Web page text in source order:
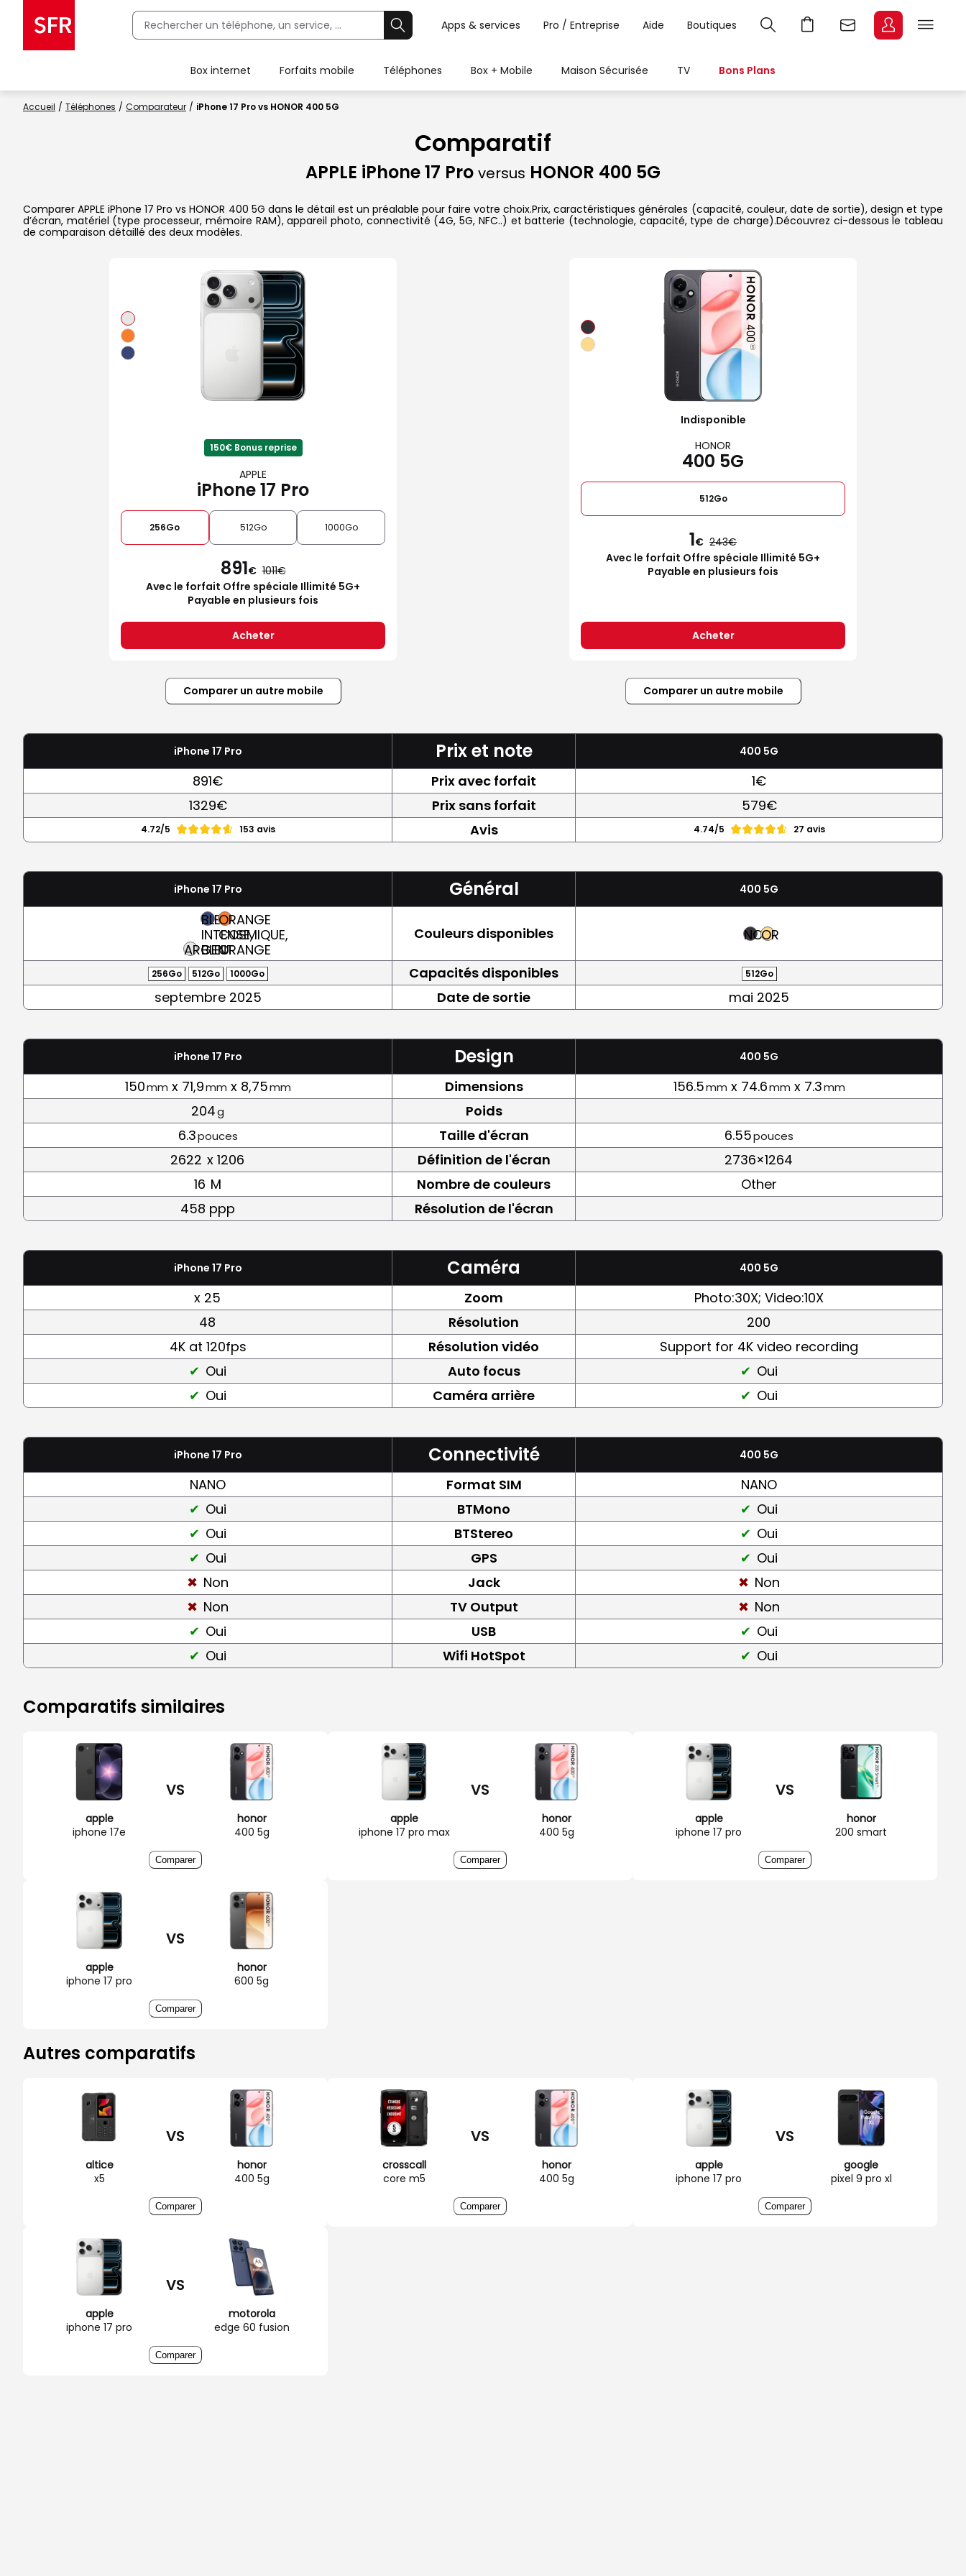
Apps & services Pro / Entreprise Aide Boutiques
Box internet Forfaits mobile Téléphones Box + Mobile Maison Sécurisée TV Bons Plans
Accueil Téléphones Comparateur iPhone 17 Pro vs HONOR 400 5G
Comparatif
APPLE iPhone 17 Pro versus HONOR 400 5G
Comparer APPLE iPhone 17 Pro vs HONOR 400 5G dans le détail est un préalable pour faire votre choix.Prix, caractéristiques générales (capacité, couleur, date de sortie), design et type
d’écran, matériel (type processeur, mémoire RAM), appareil photo, connectivité (4G, 5G, NFC..) et batterie (technologie, capacité, type de charge).Découvrez ci-dessous le tableau
de comparaison détaillé des deux modèles.
150€ Bonus reprise
APPLE
iPhone 17 Pro
256Go 512Go 1000Go
891€ 1011
Avec le forfait Offre spéciale Illimité 5G+
Payable en plusieurs fois
Acheter
Indisponible
HONOR
400 5G
512Go
1€ 243
Avec le forfait Offre spéciale Illimité 5G+
Payable en plusieurs fois
Acheter
Comparer un autre mobile Comparer un autre mobile
iPhone 17 Pro Prix et note 400 5G
891€ Prix avec forfait
1€
1329€
Prix sans forfait 579€
4.72/5 153 avis Avis 4.74/5 27 avis
iPhone 17 Pro Général 400 5G
ARGENT
BLEU
INTENSE,
BLEU
ORANGE
COSMIQUE,
ORANGE
Couleurs disponibles NOIR
OR
256Go 512Go 1000Go Capacités disponibles 512Go
septembre 2025 Date de sortie mai 2025
iPhone 17 Pro Design 400 5G
150mm x 71,9mm x 8,75mm Dimensions 156.5mm x 74.6mm x 7.3mm
204g
Poids
6.3pouces Taille d'écran 6.55pouces
2622 x 1206 Définition de l'écran
2736×1264
16 M Nombre de couleurs
Other
458 ppp
Résolution de l'écran
iPhone 17 Pro Caméra 400 5G
x 25 Zoom
Photo:30X; Video:10X
48
Résolution
200
4K at 120fps
Résolution vidéo
Support for 4K video recording
Oui
Auto focus
Oui
Oui
Caméra arrière Oui
iPhone 17 Pro Connectivité 400 5G
NANO Format SIM
NANO
Oui
BTMono
Oui
Oui
BTStereo
Oui
Oui
GPS
Oui
Non
Jack
Non
Non
TV Output
Non
Oui
USB
Oui
Oui
Wifi HotSpot Oui
Comparatifs similaires
apple
iphone 17e
VS
honor
400 5g
Comparer
apple
iphone 17 pro max
VS
honor
400 5g
Comparer
apple
iphone 17 pro
VS
honor
200 smart
Comparer
apple
iphone 17 pro
VS
honor
600 5g
Comparer
Autres comparatifs
altice
x5
VS
honor
400 5g
Comparer
crosscall
core m5
VS
honor
400 5g
Comparer
apple
iphone 17 pro
VS
google
pixel 9 pro xl
Comparer
apple
iphone 17 pro
VS
motorola
edge 60 fusion
Comparer